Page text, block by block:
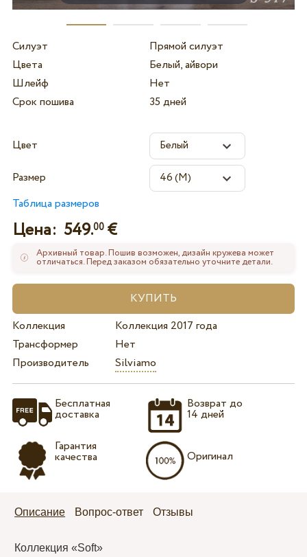
Силуэт
Прямой силуэт
Цвета
Белый, айвори
Шлейф
Нет
Срок пошива
35 дней
Цвет
Размер
Таблица размеров
Цена: 549.00€
Архивный товар. Пошив возможен, дизайн кружева может
отличаться. Перед заказом обязательно уточните детали.
Коллекция
Коллекция 2017 года
Трансформер
Нет
Производитель
Silviamo
Бесплатная
доставка
Гарантия
качества
Возврат до
14 дней
Оригинал
Описание Вопрос-ответ Отзывы
Коллекция «Soft»